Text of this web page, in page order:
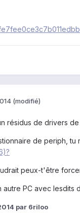
(modifié)
résidus de drivers
de periph,
peux-t'être
autre PC avec
par 6riloo